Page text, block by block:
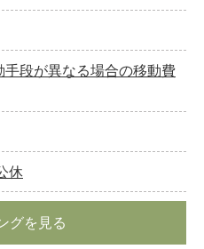
段が異なる場合の移動費
休
グを見る